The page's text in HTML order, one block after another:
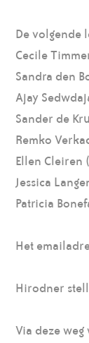
De volgende
Cecile
Sandra den
Ajay
Sander de
Remko
Ellen Cleiren
Jessica
Patricia
Het
Hirodner
Via deze